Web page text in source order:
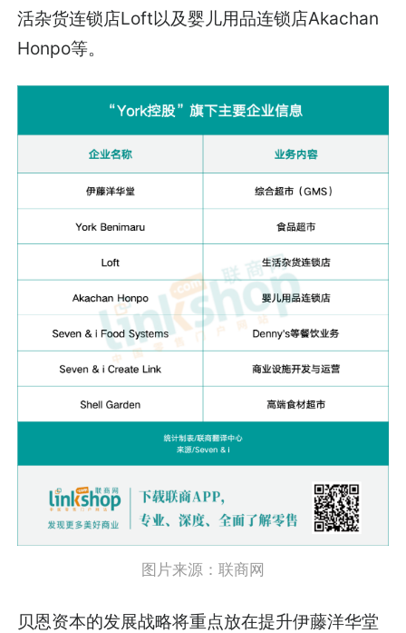
活杂货连锁店Loft以及婴儿用品连锁店Akachan
Honpo等。
图片来源：联商网
贝恩资本的发展战略将重点放在提升伊藤洋华堂